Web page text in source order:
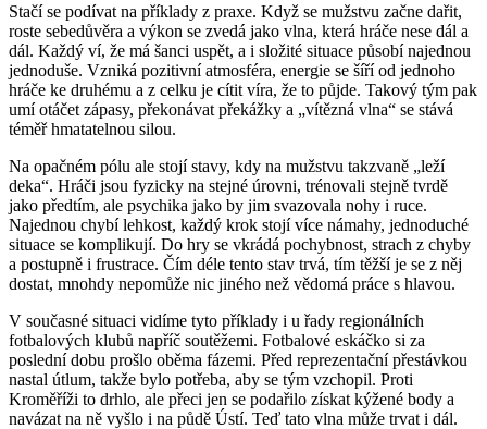
Stačí se podívat na příklady z praxe. Když se mužstvu začne dařit,
roste sebedůvěra a výkon se zvedá jako vlna, která hráče nese dál a
dál. Každý ví, že má šanci uspět, a i složité situace působí najednou
jednoduše. Vzniká pozitivní atmosféra, energie se šíří od jednoho
hráče ke druhému a z celku je cítit víra, že to půjde. Takový tým pak
umí otáčet zápasy, překonávat překážky a „vítězná vlna“ se stává
téměř hmatatelnou silou.
Na opačném pólu ale stojí stavy, kdy na mužstvu takzvaně „leží
deka“. Hráči jsou fyzicky na stejné úrovni, trénovali stejně tvrdě
jako předtím, ale psychika jako by jim svazovala nohy i ruce.
Najednou chybí lehkost, každý krok stojí více námahy, jednoduché
situace se komplikují. Do hry se vkrádá pochybnost, strach z chyby
a postupně i frustrace. Čím déle tento stav trvá, tím těžší je se z něj
dostat, mnohdy nepomůže nic jiného než vědomá práce s hlavou.
V současné situaci vidíme tyto příklady i u řady regionálních
fotbalových klubů napříč soutěžemi. Fotbalové eskáčko si za
poslední dobu prošlo oběma fázemi. Před reprezentační přestávkou
nastal útlum, takže bylo potřeba, aby se tým vzchopil. Proti
Kroměříži to drhlo, ale přeci jen se podařilo získat kýžené body a
navázat na ně vyšlo i na půdě Ústí. Teď tato vlna může trvat i dál.